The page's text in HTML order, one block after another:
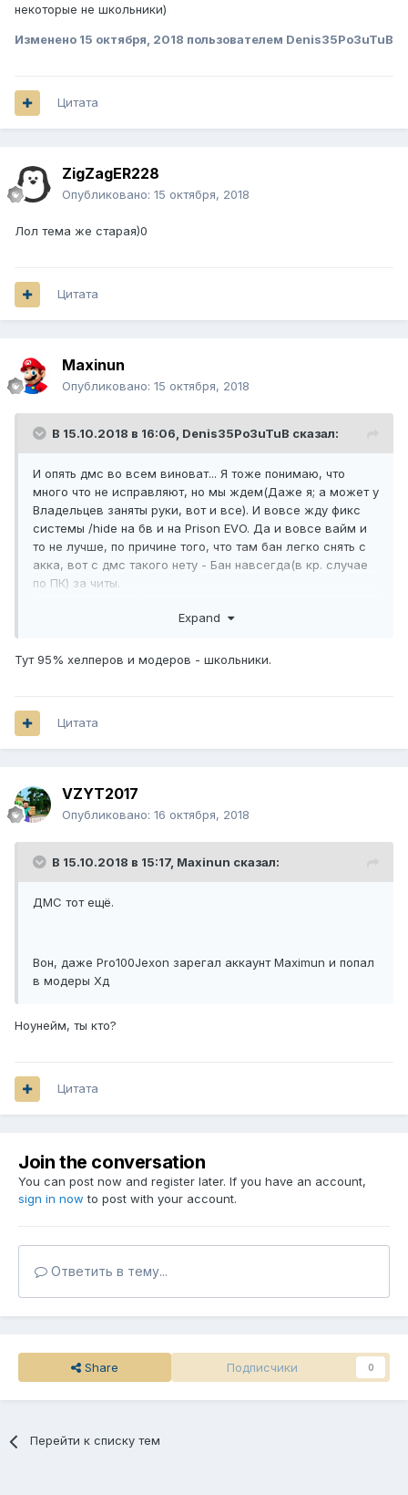
некоторые не школьники)
Изменено 15 октября, 2018 пользователем Denis35Po3uTuB
Цитата
ZigZagER228
Опубликовано: 15 октября, 2018
Лол тема же старая)0
Цитата
Maxinun
Опубликовано: 15 октября, 2018
В 15.10.2018 в 16:06, Denis35Po3uTuB сказал:
И опять дмс во всем виноват... Я тоже понимаю, что
много что не исправляют, но мы ждем(Даже я; а может у
Владельцев заняты руки, вот и все). И вовсе жду фикс
системы /hide на бв и на Prison EVO. Да и вовсе вайм и
то не лучше, по причине того, что там бан легко снять с
акка, вот с дмс такого нету - Бан навсегда(в кр. случае
по ПК) за читы.
модер зашел на KitPvP, в то время я купил класс "Крыса"
увидел это и бам появляется бан НАВСЕГДА(Во какие
И там много быдло-модеров, которые из них
школьники(ну некоторые не школьники)
Expand
Тут 95% хелперов и модеров - школьники.
Цитата
VZYT2017
Опубликовано: 16 октября, 2018
В 15.10.2018 в 15:17, Maxinun сказал:
ДМС тот ещё.
Вон, даже Pro100Jexon зарегал аккаунт Maximun и попал
в модеры Хд
Ноунейм, ты кто?
Цитата
Join the conversation
You can post now and register later. If you have an account,
sign in now to post with your account.
Ответить в тему...
Share Подписчики 0
Перейти к списку тем